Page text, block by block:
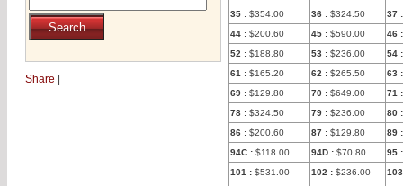
Share
35 : $354.00 36 : $324.50 37 :
44 : $200.60 45 : $590.00 46 :
52 : $188.80 53 : $236.00 54 :
61 : $165.20 62 : $265.50 63 :
69 : $129.80 70 : $649.00 71 :
78 : $324.50 79 : $236.00 80 :
86 : $200.60 87 : $129.80 89 :
94C : $118.00 94D : $70.80 95 :
101 : $531.00 102 : $236.00
103